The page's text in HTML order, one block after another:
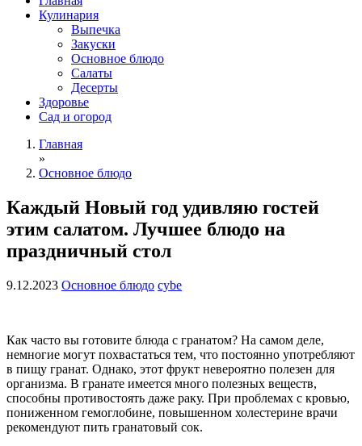
Кулинария
Выпечка
Закуски
Основное блюдо
Салаты
Десерты
Здоровье
Сад и огород
Главная
»
Основное блюдо
Каждый Новый год удивляю гостей
этим салатом. Лучшее блюдо на
праздничный стол
9.12.2023 Основное блюдо cybe
Как часто вы готовите блюда с гранатом? На самом деле,
немногие могут похвастаться тем, что постоянно употребляют
в пищу гранат. Однако, этот фрукт невероятно полезен для
организма. В гранате имеется много полезных веществ,
способны противостоять даже раку. При проблемах с кровью,
пониженном гемоглобине, повышенном холестерине врачи
рекомендуют пить гранатовый сок.